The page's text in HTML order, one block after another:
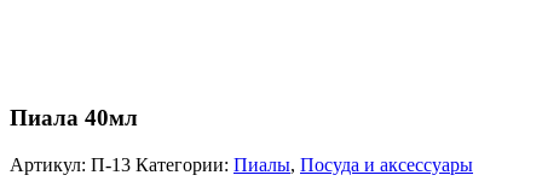
Пиала 40мл
Артикул: П-13 Категории: Пиалы, Посуда и аксессуары